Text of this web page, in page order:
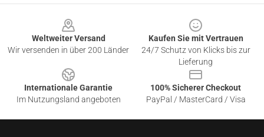
Weltweiter Versand
Wir versenden in über 200 Länder
Kaufen Sie mit Vertrauen
24/7 Schutz von Klicks bis zur
Lieferung
Internationale Garantie
Im Nutzungsland angeboten
100% Sicherer Checkout
PayPal / MasterCard / Visa